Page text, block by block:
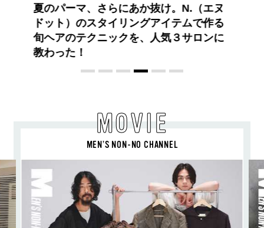
高橋璃央と、ジュエッテの出会い。夏の
定番、ピンクゴールドが印象的
な“SUMMER PINK”［meets Jouete!
Vol.12］
MOVIE
MEN’S NON-NO CHANNEL